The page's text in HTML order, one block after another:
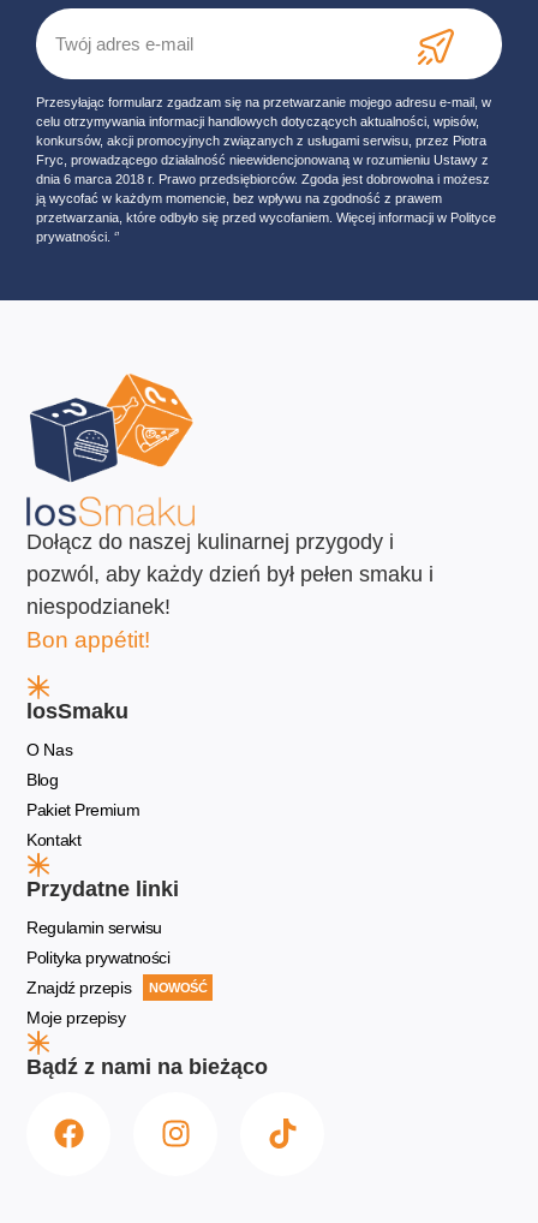
Przesyłając formularz zgadzam się na przetwarzanie mojego adresu e-mail, w
celu otrzymywania informacji handlowych dotyczących aktualności, wpisów,
konkursów, akcji promocyjnych związanych z usługami serwisu, przez Piotra
Fryc, prowadzącego działalność nieewidencjonowaną w rozumieniu Ustawy z
dnia 6 marca 2018 r. Prawo przedsiębiorców. Zgoda jest dobrowolna i możesz
ją wycofać w każdym momencie, bez wpływu na zgodność z prawem
przetwarzania, które odbyło się przed wycofaniem. Więcej informacji w Polityce
prywatności. ‘’
Dołącz do naszej kulinarnej przygody i
pozwól, aby każdy dzień był pełen smaku i
niespodzianek!
Bon appétit!
losSmaku
O Nas
Blog
Pakiet Premium
Kontakt
Przydatne linki
Regulamin serwisu
Polityka prywatności
Znajdź przepis
NOWOŚĆ
Moje przepisy
Bądź z nami na bieżąco